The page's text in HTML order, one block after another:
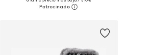
Añadir a la cesta